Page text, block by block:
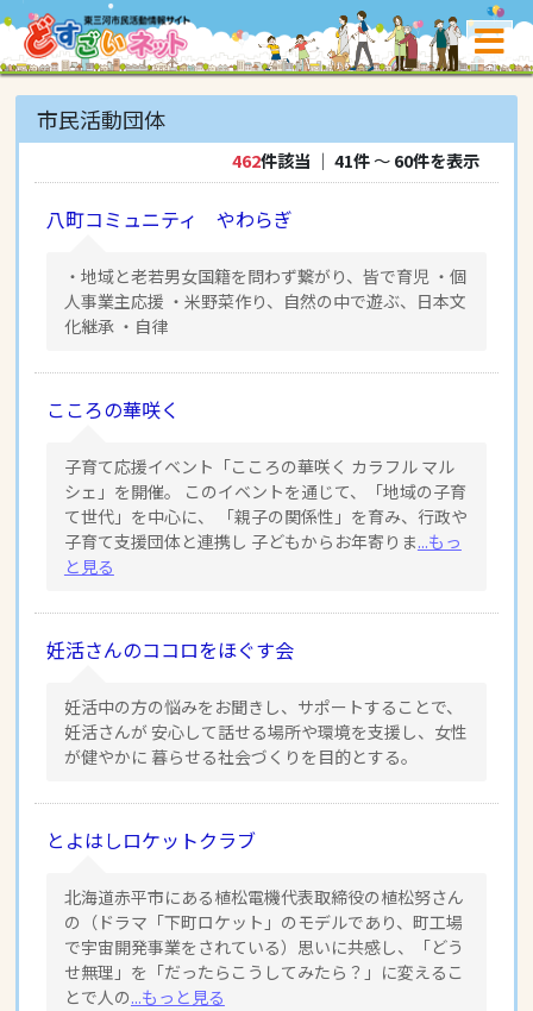
市民活動団体
462件該当 ｜41件〜60件を表示
八町コミュニティ やわらぎ
・地域と老若男女国籍を問わず繋がり、皆で育児 ・個
人事業主応援 ・米野菜作り、自然の中で遊ぶ、日本文
化継承 ・自律
こころの華咲く
子育て応援イベント「こころの華咲く カラフル マル
シェ」を開催。 このイベントを通じて、「地域の子育
て世代」を中心に、 「親子の関係性」を育み、行政や
子育て支援団体と連携し 子どもからお年寄りま...もっ
と見る
妊活さんのココロをほぐす会
妊活中の方の悩みをお聞きし、サポートすることで、
妊活さんが 安心して話せる場所や環境を支援し、女性
が健やかに 暮らせる社会づくりを目的とする。
とよはしロケットクラブ
北海道赤平市にある植松電機代表取締役の植松努さん
の（ドラマ「下町ロケット」のモデルであり、町工場
で宇宙開発事業をされている）思いに共感し、「どう
せ無理」を「だったらこうしてみたら？」に変えるこ
とで人の...もっと見る